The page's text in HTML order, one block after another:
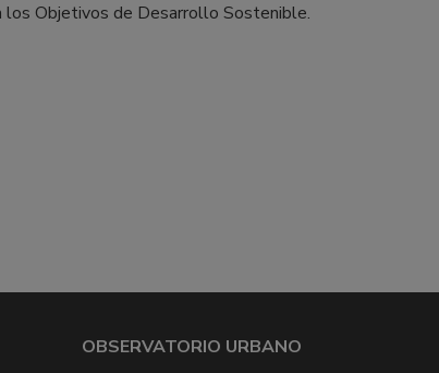
los Objetivos de Desarrollo Sostenible.
OBSERVATORIO URBANO